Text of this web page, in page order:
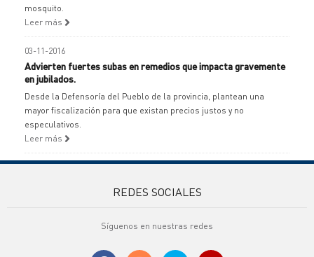
mosquito.
Leer más
03-11-2016
Advierten fuertes subas en remedios que impacta gravemente
en jubilados.
Desde la Defensoría del Pueblo de la provincia, plantean una
mayor fiscalización para que existan precios justos y no
especulativos.
Leer más
REDES SOCIALES
Síguenos en nuestras redes